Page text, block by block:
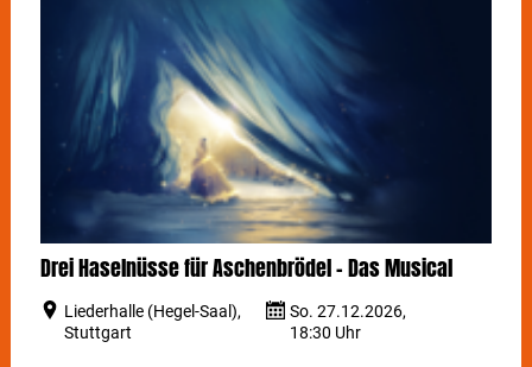
Drei Haselnüsse für Aschenbrödel - Das Musical
Liederhalle (Hegel-Saal),
Stuttgart
So. 27.12.2026,
18:30 Uhr